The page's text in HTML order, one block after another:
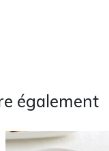
également